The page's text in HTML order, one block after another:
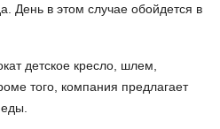
День в этом случае обойдется в
детское кресло, шлем,
того, компания предлагает